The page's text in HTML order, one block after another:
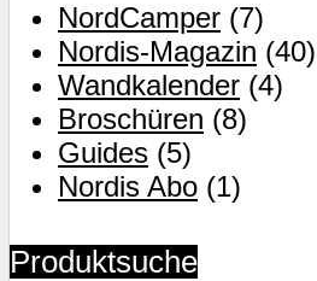
NordCamper (7)
Nordis-Magazin (40)
Wandkalender (4)
Broschüren (8)
Guides (5)
Nordis Abo (1)
Produktsuche